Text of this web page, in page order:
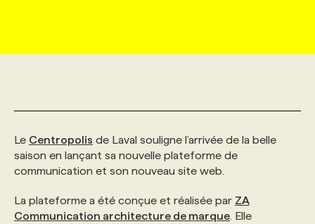
NOUVEAUX MANDATS
INITIATIVES NUMÉRIQUES
MARKETING ET COMMUNICATION
MARKETING DURABLE
BULLETIN RECRUTEMENT
ANNONCEZ AVEC NOUS
AFFICHEZ UN POSTE / TARIFS
PROFIL ENTREPRISE
CANDIDAT
PROFIL CANDIDAT
NOS CONFÉRENCES
ANNONCEZ AVEC NOUS
FORMATIONS
NOS PARCOURS DE FORMATIONS
SERVICE DE CHASSE DE TÊTE
Le Centropolis de Laval souligne l’arrivée de la belle
saison en lançant sa nouvelle plateforme de
communication et son nouveau site web.
La plateforme a été conçue et réalisée par ZA
Communication architecture de marque . Elle